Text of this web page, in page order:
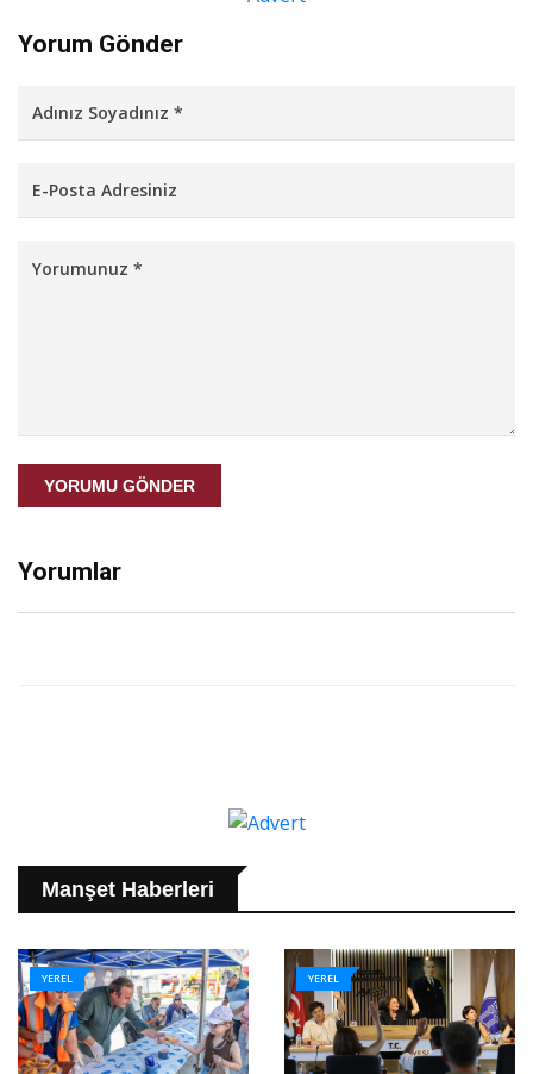
Yorum Gönder
YORUMU GÖNDER
Yorumlar
Manşet Haberleri
YEREL YEREL